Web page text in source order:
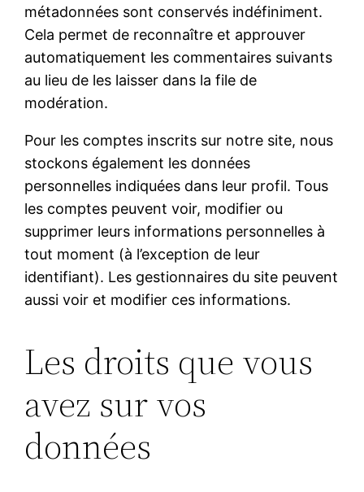
métadonnées sont conservés indéfiniment.
Cela permet de reconnaître et approuver
automatiquement les commentaires suivants
au lieu de les laisser dans la file de
modération.
Pour les comptes inscrits sur notre site, nous
stockons également les données
personnelles indiquées dans leur profil. Tous
les comptes peuvent voir, modifier ou
supprimer leurs informations personnelles à
tout moment (à l’exception de leur
identifiant). Les gestionnaires du site peuvent
aussi voir et modifier ces informations.
Les droits que vous
avez sur vos
données